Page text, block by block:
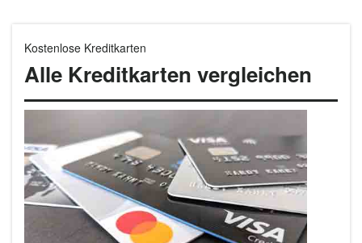
Kostenlose Kreditkarten
Alle Kreditkarten vergleichen